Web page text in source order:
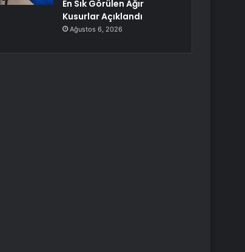
En Sık Görülen Ağır
Kusurlar Açıklandı
Ağustos 6, 2026